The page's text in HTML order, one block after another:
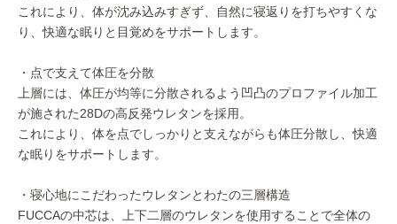
これにより、体が沈み込みすぎず、自然に寝返りを打ちやすくな
り、快適な眠りと目覚めをサポートします。
・点で支えて体圧を分散
上層には、体圧が均等に分散されるよう凹凸のプロファイル加工
が施された28Dの高反発ウレタンを採用。
これにより、体を点でしっかりと支えながらも体圧分散し、快適
な眠りをサポートします。
・寝心地にこだわったウレタンとわたの三層構造
FUCCAの中芯は、上下二層のウレタンを使用することで全体の